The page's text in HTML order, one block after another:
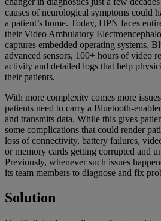
causes of neurological symptoms could
a patient’s home. Today, HPN faces
their Video Ambulatory
captures embedded operating systems,
advanced sensors, 100+ hours of video
activity and detailed logs that help
their patients.
With more complexity comes more
patients need to carry a Bluetooth-
and transmits data. While this gives
some complications that could render
loss of connectivity, battery failures,
or memory cards getting corrupted and
Previously, whenever such issues
its team members to diagnose and fix
Solution